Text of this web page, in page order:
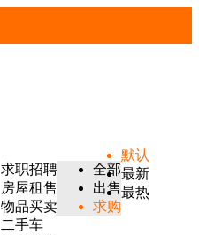
求职招聘
房屋租售
物品买卖
二手车
全部
出售
求购
默认
最新
最热